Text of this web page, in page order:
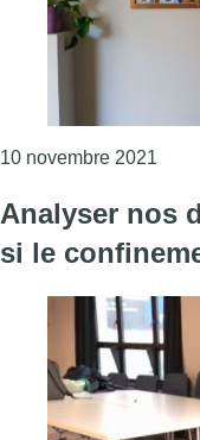
10 novembre 2021
Analyser nos
si le